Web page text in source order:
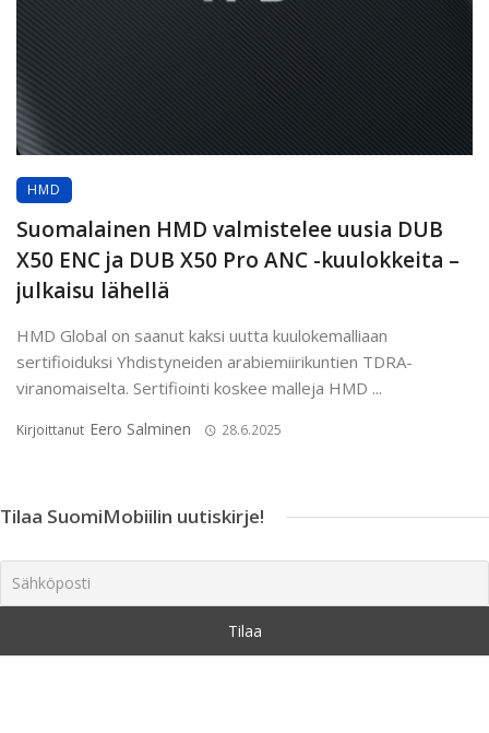
HMD
Suomalainen HMD valmistelee uusia DUB
X50 ENC ja DUB X50 Pro ANC -kuulokkeita –
julkaisu lähellä
HMD Global on saanut kaksi uutta kuulokemalliaan
sertifioiduksi Yhdistyneiden arabiemiirikuntien TDRA-
viranomaiselta. Sertifiointi koskee malleja HMD ...
Kirjoittanut Eero Salminen 28.6.2025
Tilaa SuomiMobiilin uutiskirje!